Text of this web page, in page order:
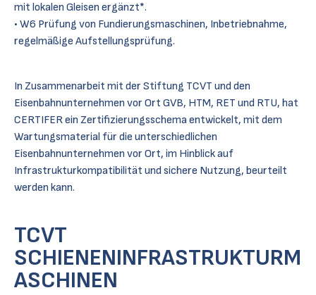
mit lokalen Gleisen ergänzt*.
W6 Prüfung von Fundierungsmaschinen, Inbetriebnahme,
regelmäßige Aufstellungsprüfung.
In Zusammenarbeit mit der Stiftung TCVT und den
Eisenbahnunternehmen vor Ort GVB, HTM, RET und RTU, hat
CERTIFER ein Zertifizierungsschema entwickelt, mit dem
Wartungsmaterial für die unterschiedlichen
Eisenbahnunternehmen vor Ort, im Hinblick auf
Infrastrukturkompatibilität und sichere Nutzung, beurteilt
werden kann.
TCVT
SCHIENENINFRASTRUKTURM
ASCHINEN